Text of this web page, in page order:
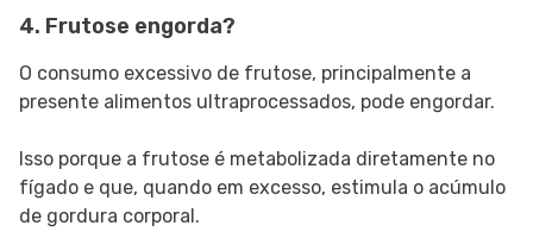
4. Frutose engorda?
O consumo excessivo de frutose, principalmente a
presente alimentos ultraprocessados, pode engordar.
Isso porque a frutose é metabolizada diretamente no
fígado e que, quando em excesso, estimula o acúmulo
de gordura corporal.